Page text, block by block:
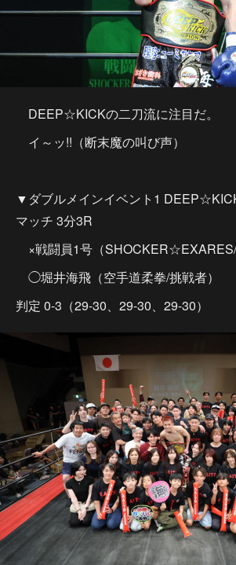
DEEP☆KICKの二刀流に注目だ。
イ～ッ!!（断末魔の叫び声）
▼ダブルメインイベント1
マッチ 3分3R
×戦闘員1号（SHOCKER☆EXARES/
◯堀井海飛（空手道柔拳/挑戦者）
判定 0-3（29-30、29-30、29-30）